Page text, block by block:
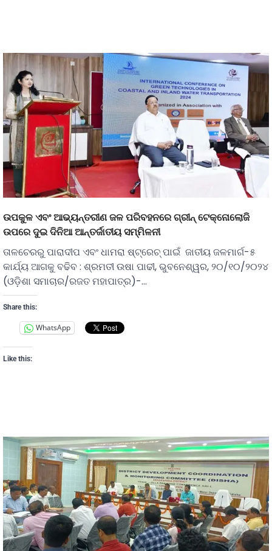
ଉପକୁଳ ଏବଂ ଆଭ୍ୟନ୍ତରୀଣ ଜଳ ପରିବହନରେ ଗ୍ରୀନ୍ ଟେକ୍ନୋଲୋଜି
ଉପରେ ଦୁଇ ଦିନିଆ ଆନ୍ତର୍ଜାତୀୟ ସମ୍ମିଳନୀ
ତାଳଚେରରୁ ପାରାଦୀପ ଏବଂ ଧାମରା ଷ୍ଟ୍ରେଚ୍ ପାଇଁ ଜାତୀୟ ଜଳମାର୍ଗ-୫
କାର୍ଯ୍ୟ ଆଗକୁ ବଢିବ : ଶ୍ରମତୀ ଉଷା ପାଢୀ, ଭୁବନେଶ୍ୱର, ୨୦/୧୦/୨୦୨୪
(ଓଡ଼ିଶା ସମାଚାର/ରଜତ ମହାପାତ୍ର)-…
Share this:
WhatsApp
Like this: